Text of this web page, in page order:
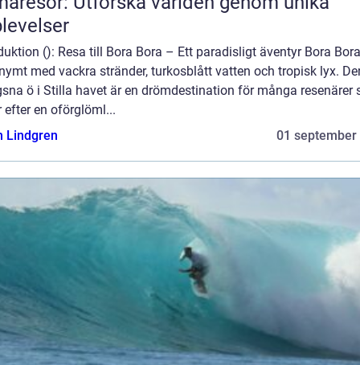
(): Resa till Bora Bora – Ett paradisligt äventyr Bora
med vackra stränder, turkosblått vatten och tropisk lyx.
ö i Stilla havet är en drömdestination för många resenärer
efter en oförglöml...
Lindgren
01 september